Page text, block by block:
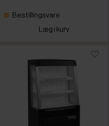
Bestillingsvare
Læg i kurv